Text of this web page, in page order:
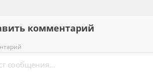
комментарий